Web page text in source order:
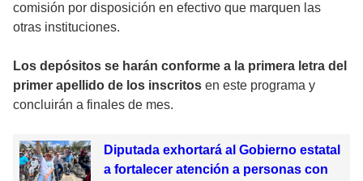
comisión por disposición en efectivo que marquen las
otras instituciones.
Los depósitos se harán conforme a la primera letra del
primer apellido de los inscritos en este programa y
concluirán a finales de mes.
Diputada exhortará al Gobierno estatal
a fortalecer atención a personas con